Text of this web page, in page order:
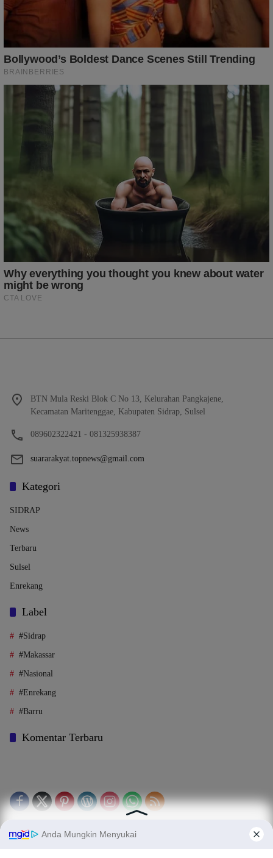
BTN Mula Reski Blok C No 13, Kelurahan Pangkajene,
Kecamatan Maritenggae, Kabupaten Sidrap, Sulsel
089602322421 - 081325938387
suararakyat.topnews@gmail.com
Kategori
SIDRAP
News
Terbaru
Sulsel
Enrekang
Label
#Sidrap
#Makassar
#Nasional
#Enrekang
#Barru
Komentar Terbaru